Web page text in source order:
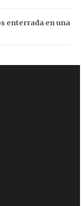
enterrada en una